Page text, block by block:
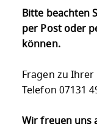
Bitte beachten
per Post oder
können.
Fragen zu
Telefon 07131
Wir freuen uns